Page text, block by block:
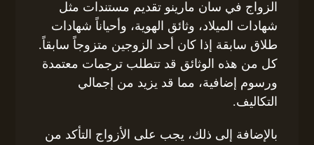
الزواج في سان مارينو تقديم مستندات مثل
شهادات الميلاد، وثائق الهوية، وأحياناً شهادات
طلاق سابقة إذا كان أحد الزوجين متزوجاً سابقاً.
كل من هذه الوثائق قد تتطلب ترجمات معتمدة
ورسوم إضافية، مما قد يزيد من إجمالي
التكاليف.
بالإضافة إلى ذلك، يجب على الأزواج التأكد من